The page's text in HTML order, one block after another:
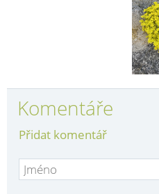
Komentáře
Přidat komentář